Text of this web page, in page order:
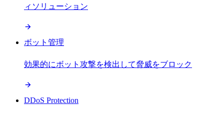
ィソリューション
ボット管理
効果的にボット攻撃を検出して脅威をブロック
DDoS Protection